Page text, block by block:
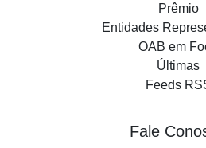
Prêmio
Entidades
OAB em
Últimas
Feeds
Fale